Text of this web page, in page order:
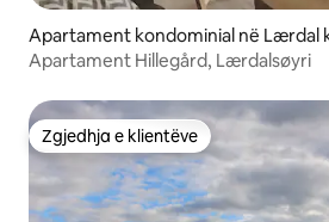
Apartament kondominial në Lærdal
e
Apartament Hillegård, Lærdalsøyri
Zgjedhja e klientëve
Zgjedhja e klientëve